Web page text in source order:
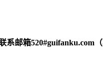
邮箱520#guifanku.com（